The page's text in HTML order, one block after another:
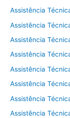
Assistência
Assistência
Assistência
Assistência
Assistência
Assistência
Assistência
Assistência